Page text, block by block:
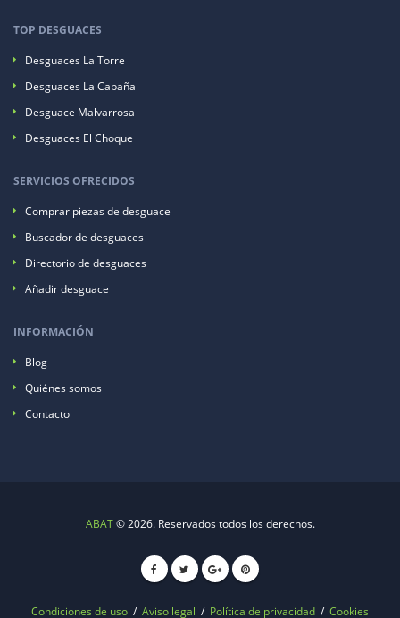
TOP DESGUACES
Desguaces La Torre
Desguaces La Cabaña
Desguace Malvarrosa
Desguaces El Choque
SERVICIOS OFRECIDOS
Comprar piezas de desguace
Buscador de desguaces
Directorio de desguaces
Añadir desguace
INFORMACIÓN
Blog
Quiénes somos
Contacto
ABAT© 2026. Reservados todos los derechos.
Condiciones de uso / Aviso legal / Política de privacidad / Cookies